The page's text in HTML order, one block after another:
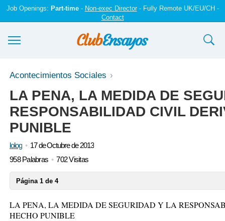
Job Openings: Part-time- Non-exec Director- Fully Remote UK/EU/CH -
Contact
Ensayos y trabajos
Registrarse
Iniciar sesión
Acontecimientos Sociales
LA PENA, LA MEDIDA DE
RESPONSABILIDAD CIVIL
PUNIBLE
lolog
17 de Octubre de 2013
958 Palabras
702 Visitas
Página 1 de 4
LA PENA, LA MEDIDA DE SEGURIDAD Y LA
HECHO PUNIBLE